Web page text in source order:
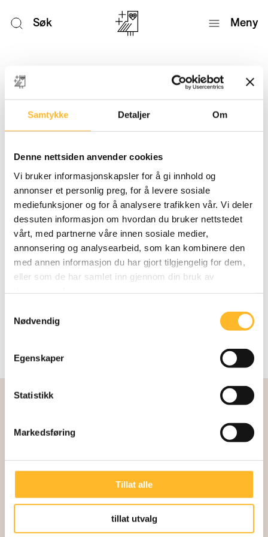
Samtykke Detaljer Om
Denne nettsiden anvender cookies
Vi bruker informasjonskapsler for å gi innhold og
annonser et personlig preg, for å levere sosiale
mediefunksjoner og for å analysere trafikken vår. Vi deler
dessuten informasjon om hvordan du bruker nettstedet
vårt, med partnerne våre innen sosiale medier,
annonsering og analysearbeid, som kan kombinere den
med annen informasjon du har gjort tilgjengelig for dem,
eller som de har samlet inn gjennom din bruk av
Nødvendig
Egenskaper
Statistikk
Markedsføring
Tillat alle
tillat utvalg
Søk Meny
Nyheter
Kunnskapssenter for lengre arbeidsliv
Direktør: Kari Østerud
Akersgata 32